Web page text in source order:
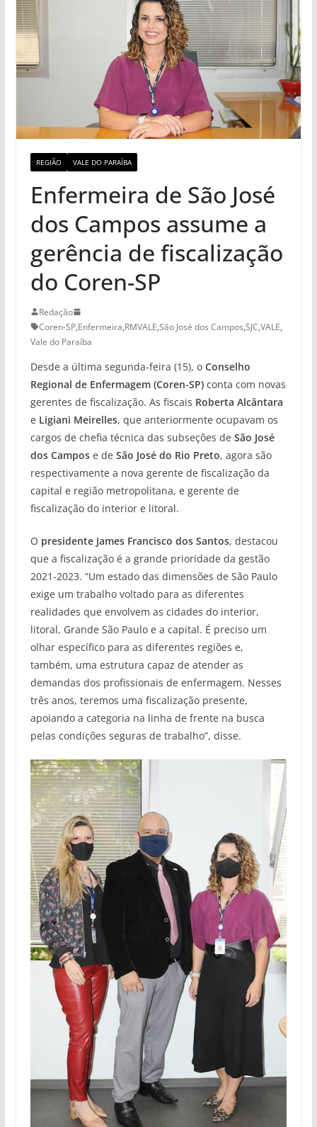
REGIÃO VALE DO PARAÍBA
Enfermeira de São José
dos Campos assume a
gerência de fiscalização
do Coren-SP
Redação
Coren-SP,Enfermeira,RMVALE,São José dos Campos,SJC,VALE,
Vale do Paraíba
Desde a última segunda-feira (15), o Conselho
Regional de Enfermagem (Coren-SP) conta com novas
gerentes de fiscalização. As fiscais Roberta Alcântara
e Ligiani Meirelles, que anteriormente ocupavam os
cargos de chefia técnica das subseções de São José
dos Campose de São José do Rio Preto, agora são
respectivamente a nova gerente de fiscalização da
capital e região metropolitana, e gerente de
fiscalização do interior e litoral.
O presidente James Francisco dos Santos, destacou
que a fiscalização é a grande prioridade da gestão
2021-2023. “Um estado das dimensões de São Paulo
exige um trabalho voltado para as diferentes
realidades que envolvem as cidades do interior,
litoral, Grande São Paulo e a capital. É preciso um
olhar específico para as diferentes regiões e,
também, uma estrutura capaz de atender as
demandas dos profissionais de enfermagem. Nesses
três anos, teremos uma fiscalização presente,
apoiando a categoria na linha de frente na busca
pelas condições seguras de trabalho”, disse.